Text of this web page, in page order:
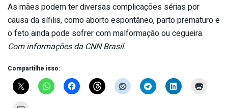
As mães podem ter diversas complicações sérias por
causa da sífilis, como aborto espontâneo, parto prematuro e
o feto ainda pode sofrer com malformação ou cegueira.
Com informações da CNN Brasil.
Compartilhe isso: